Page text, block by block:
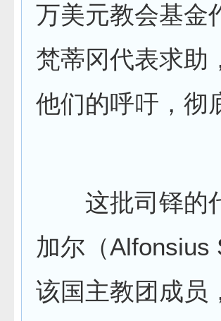
万美元教会基金
梵蒂冈代表求助
他们的呼吁，彻
这批司铎的
加尔（Alfonsius
该国主教团成员